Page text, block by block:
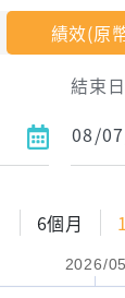
績效(原
結束
6個月
2026/05
年化自由Pay率